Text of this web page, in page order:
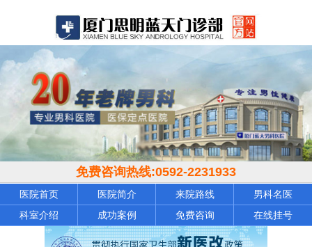
免费咨询热线:0592-2231933
医院首页 医院简介 来院路线
男科名医
科室介绍
成功案例 免费咨询 在线挂号